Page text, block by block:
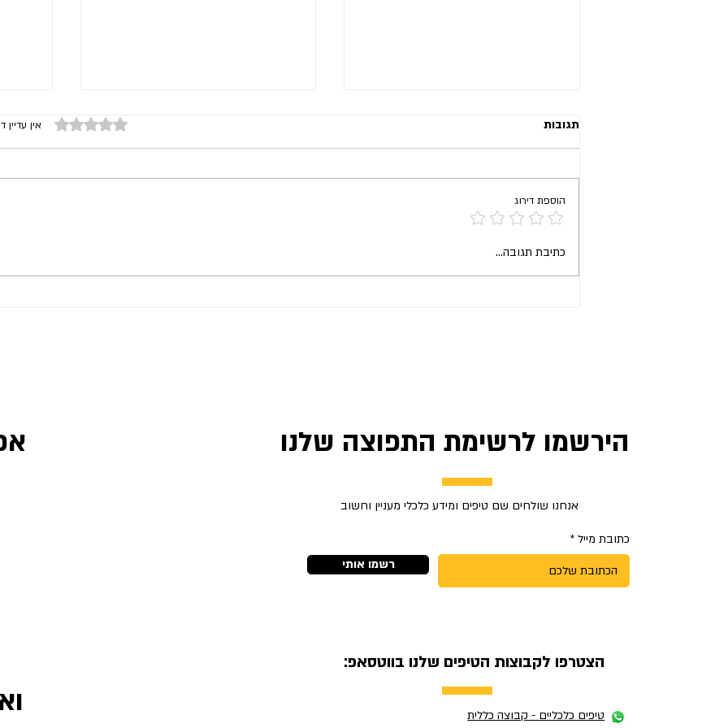
איך פושעים מדפיסים כסף במדפסת ביתית?
על כסף (חלק ב')
א')
תגובות דירוג של 0 מתוך 5 כוכבים אין עדיין
הוספת דירוג
כתיבת תגובה...
הירשמו לרשימת התפוצה שלנו
אנחנו שולחים שם טיפים ומידע כלכלי מעניין וחשוב
רשמו אותי
כתובת מייל
הצטרפו לקבוצות הטיפים שלנו בווטסאפ:
טיפים כלכליים - קבוצה כללית